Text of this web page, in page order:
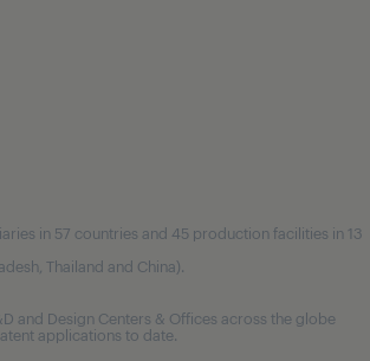
in 57 countries and 45 production facilities in 13
Thailand and China).
and Design Centers & Offices across the globe
applications to date.